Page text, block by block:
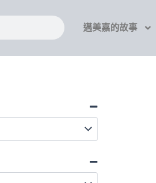
邁美嘉的故事